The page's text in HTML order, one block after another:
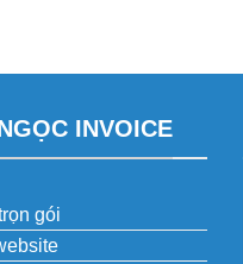
INVOICE
gói